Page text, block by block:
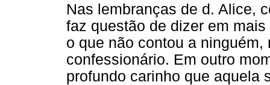
Nas lembranças de d. Alice,
faz questão de dizer em
o que não contou a
confessionário. Em outro
profundo carinho que aquela